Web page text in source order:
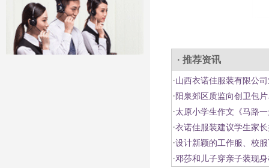
· 推荐资讯
·山西衣诺佳服装有限公
·阳泉郊区质监向创卫包
·太原小学生作文《马路
·衣诺佳服装建议学生家
·设计新颖的工作服、校
·邓莎和儿子穿亲子装现